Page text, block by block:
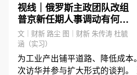
视线｜俄罗斯主政团队改组
普京新任期人事调动有何看
点
文｜财新 路尘 图｜财新 朱传涛 杜毓
涵（实习）
为工业产出铺平道路、降低成本
次访华并参与扩大形式的谈判。